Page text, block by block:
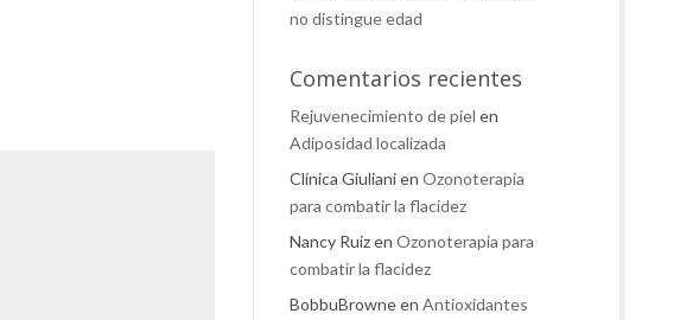
no distingue edad
Comentarios recientes
Rejuvenecimiento de piel en
Adiposidad localizada
Clínica Giulianien Ozonoterapia
para combatir la flacidez
Nancy Ruizen Ozonoterapia para
combatir la flacidez
BobbuBrowneen Antioxidantes